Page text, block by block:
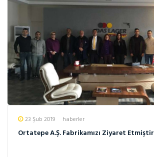
23 Şub 2019 haberler
Ortatepe A.Ş. Fabrikamızı Ziyaret Etmiştir